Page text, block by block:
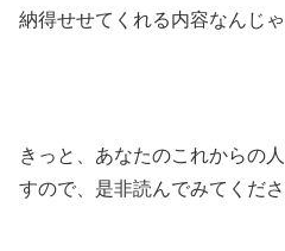
納得せせてくれる内容なんじ
きっと、あなたのこれからの
すので、是非読んでみてくださ